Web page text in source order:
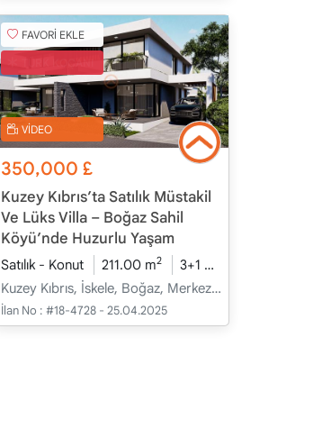
FAVORİ EKLE
VİDEO
350,000 £
Kuzey Kıbrıs’ta Satılık Müstakil
Ve Lüks Villa – Boğaz Sahil
Köyü’nde Huzurlu Yaşam
Satılık - Konut 211.00 m2 3+1
Kuzey Kıbrıs, İskele, Boğaz, Merkez - Merkez
İlan No : #18-4728 - 25.04.2025